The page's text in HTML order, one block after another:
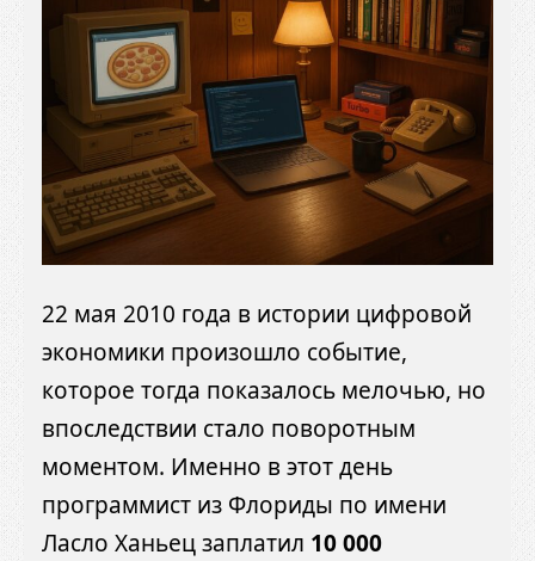
22 мая 2010 года в истории цифровой
экономики произошло событие,
которое тогда показалось мелочью, но
впоследствии стало поворотным
моментом. Именно в этот день
программист из Флориды по имени
Ласло Ханьец заплатил 10 000